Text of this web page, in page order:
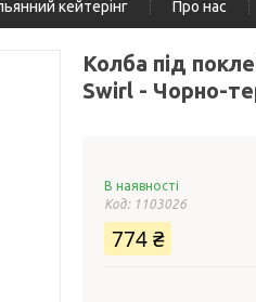
кейтерінг Про нас
Колба під
Swirl - Чорно-
В наявності
Код: 1103026
774 ₴